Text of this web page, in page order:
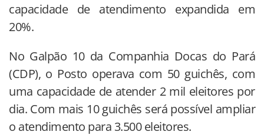
capacidade de atendimento expandida em
20%.
No Galpão 10 da Companhia Docas do Pará
(CDP), o Posto operava com 50 guichês, com
uma capacidade de atender 2 mil eleitores por
dia. Com mais 10 guichês será possível ampliar
o atendimento para 3.500 eleitores.